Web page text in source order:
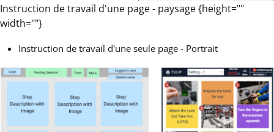
Instruction de travail d'une page - paysage {height=""
width=""}
Instruction de travail d'une seule page - Portrait